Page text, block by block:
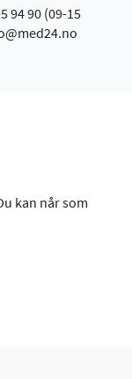
94 90 (09-15
kan når som